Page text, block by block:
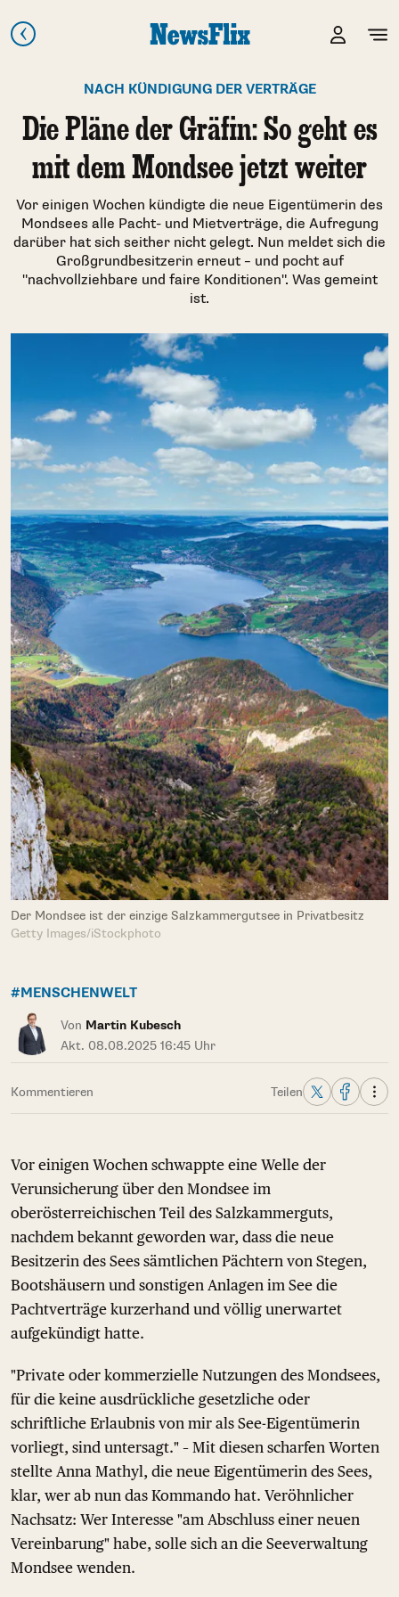
NACH KÜNDIGUNG DER VERTRÄGE
Die Pläne der Gräfin: So geht es
mit dem Mondsee jetzt weiter
Vor einigen Wochen kündigte die neue Eigentümerin des
Mondsees alle Pacht- und Mietverträge, die Aufregung
darüber hat sich seither nicht gelegt. Nun meldet sich die
Großgrundbesitzerin erneut – und pocht auf
"nachvollziehbare und faire Konditionen". Was gemeint
ist.
Der Mondsee ist der einzige Salzkammergutsee in Privatbesitz
Getty Images/iStockphoto
#MENSCHENWELT
Von Martin Kubesch
Akt. 08.08.2025 16:45 Uhr
Kommentieren Teilen
Vor einigen Wochen schwappte eine Welle der
Verunsicherung über den Mondsee im
oberösterreichischen Teil des Salzkammerguts,
nachdem bekannt geworden war, dass die neue
Besitzerin des Sees sämtlichen Pächtern von Stegen,
Bootshäusern und sonstigen Anlagen im See die
Pachtverträge kurzerhand und völlig unerwartet
aufgekündigt hatte.
"Private oder kommerzielle Nutzungen des Mondsees,
für die keine ausdrückliche gesetzliche oder
schriftliche Erlaubnis von mir als See-Eigentümerin
vorliegt, sind untersagt." – Mit diesen scharfen Worten
stellte Anna Mathyl, die neue Eigentümerin des Sees,
klar, wer ab nun das Kommando hat. Veröhnlicher
Nachsatz: Wer Interesse "am Abschluss einer neuen
Vereinbarung" habe, solle sich an die Seeverwaltung
Mondsee wenden.